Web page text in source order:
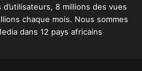
8 millions des vues
chaque mois. Nous sommes
dans 12 pays africains